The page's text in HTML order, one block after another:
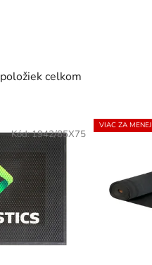
položiek celkom
Kód:1942/85X75
VIAC ZA MENEJ